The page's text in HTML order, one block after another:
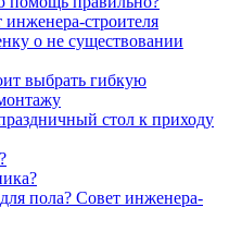
инженера-строителя
о не существовании
выбрать гибкую
стол к приходу
пола? Совет инженера-